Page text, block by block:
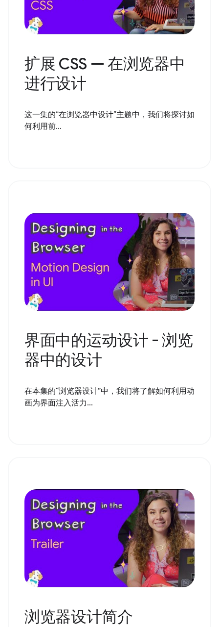
扩展 CSS — 在浏览器中
进行设计
这一集的“在浏览器中设计”主题中，我们将探讨如
何利用前...
界面中的运动设计 - 浏览
器中的设计
在本集的“浏览器设计”中，我们将了解如何利用动
画为界面注入活力...
浏览器设计简介